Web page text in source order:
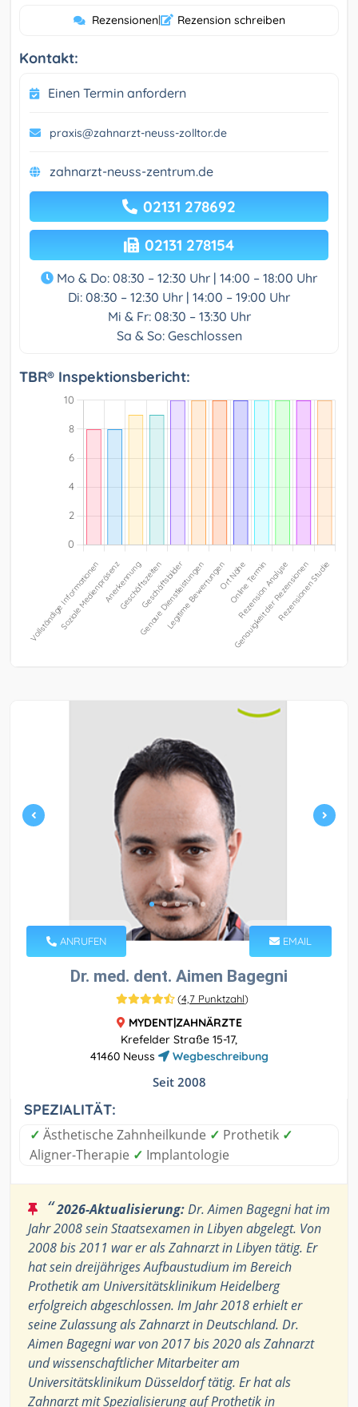
Rezensionen| Rezension schreiben
Kontakt:
Einen Termin anfordern
praxis@zahnarzt-neuss-zolltor.de
zahnarzt-neuss-zentrum.de
02131 278692
02131 278154
Mo & Do: 08:30 – 12:30 Uhr | 14:00 – 18:00 Uhr
Di: 08:30 – 12:30 Uhr | 14:00 – 19:00 Uhr
Mi & Fr: 08:30 – 13:30 Uhr
Sa & So: Geschlossen
TBR® Inspektionsbericht:
ANRUFEN EMAIL
Dr. med. dent. Aimen Bagegni
(4,7 Punktzahl)
MYDENT|ZAHNÄRZTE
Krefelder Straße 15-17,
41460 Neuss
Wegbeschreibung
Seit 2008
SPEZIALITÄT:
✓ Ästhetische Zahnheilkunde ✓ Prothetik ✓
Aligner-Therapie ✓ Implantologie
“2026-Aktualisierung:Dr. Aimen Bagegni hat im
Jahr 2008 sein Staatsexamen in Libyen abgelegt. Von
2008 bis 2011 war er als Zahnarzt in Libyen tätig. Er
hat sein dreijähriges Aufbaustudium im Bereich
Prothetik am Universitätsklinikum Heidelberg
erfolgreich abgeschlossen. Im Jahr 2018 erhielt er
seine Zulassung als Zahnarzt in Deutschland. Dr.
Aimen Bagegni war von 2017 bis 2020 als Zahnarzt
und wissenschaftlicher Mitarbeiter am
Universitätsklinikum Düsseldorf tätig. Er hat als
Zahnarzt mit Spezialisierung auf Prothetik in